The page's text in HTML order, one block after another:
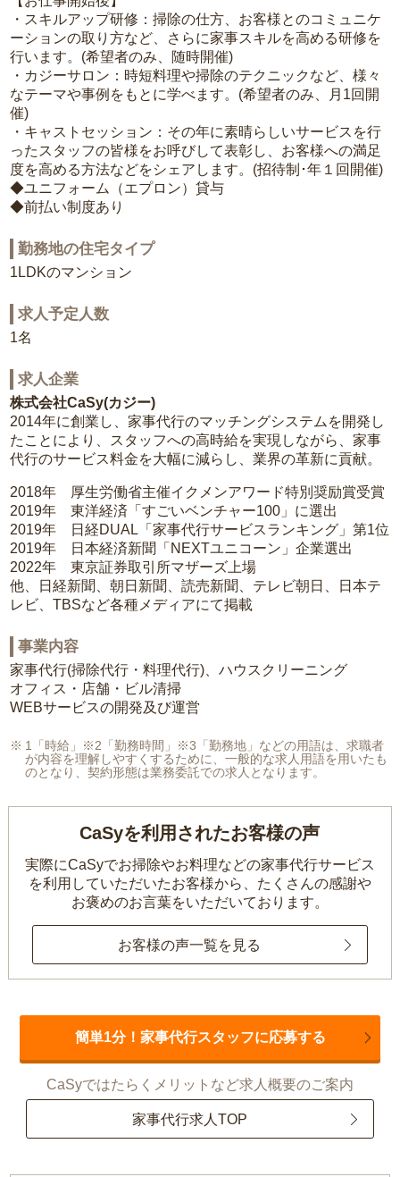
・スキルアップ研修：掃除の仕方、お客様とのコミュニケ
ーションの取り方など、さらに家事スキルを高める研修を
行います。(希望者のみ、随時開催)
・カジーサロン：時短料理や掃除のテクニックなど、様々
なテーマや事例をもとに学べます。(希望者のみ、月1回開
催)
・キャストセッション：その年に素晴らしいサービスを行
ったスタッフの皆様をお呼びして表彰し、お客様への満足
度を高める方法などをシェアします。(招待制･年１回開催)
◆ユニフォーム（エプロン）貸与
◆前払い制度あり
勤務地の住宅タイプ
1LDKのマンション
求人予定人数
1名
求人企業
株式会社CaSy(カジー)
2014年に創業し、家事代行のマッチングシステムを開発し
たことにより、スタッフへの高時給を実現しながら、家事
代行のサービス料金を大幅に減らし、業界の革新に貢献。
2018年 厚生労働省主催イクメンアワード特別奨励賞受賞
2019年 東洋経済「すごいベンチャー100」に選出
2019年 日経DUAL「家事代行サービスランキング」第1位
2019年 日本経済新聞「NEXTユニコーン」企業選出
2022年 東京証券取引所マザーズ上場
他、日経新聞、朝日新聞、読売新聞、テレビ朝日、日本テ
レビ、TBSなど各種メディアにて掲載
事業内容
家事代行(掃除代行・料理代行)、ハウスクリーニング
オフィス・店舗・ビル清掃
WEBサービスの開発及び運営
1「時給」※2「勤務時間」※3「勤務地」などの用語は、求職者
が内容を理解しやすくするために、一般的な求人用語を用いたも
のとなり、契約形態は業務委託での求人となります。
CaSyを利用されたお客様の声
実際にCaSyでお掃除やお料理などの家事代行サービス
を利用していただいたお客様から、 たくさんの感謝や
お褒めのお言葉をいただいております。
お客様の声一覧を見る
簡単1分！家事代行スタッフに応募する
CaSyではたらくメリットなど求人概要のご案内
家事代行求人TOP